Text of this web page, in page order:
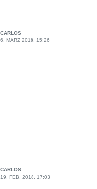
CARLOS
6. MÄRZ 2018, 15:26
CARLOS
19. FEB. 2018, 17:03